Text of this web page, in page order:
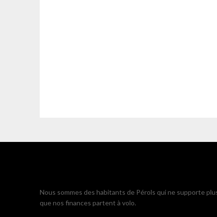
Nous sommes des habitants de Pérols qui ne supporte
que nos finances partent à volo.